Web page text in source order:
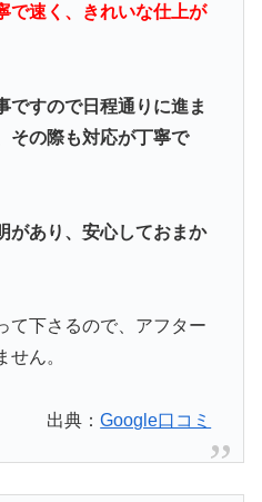
で速く、きれいな仕上が
ですので日程通りに進ま
その際も対応が丁寧で
があり、安心しておまか
て下さるので、アフター
ん。
出典：Google口コミ